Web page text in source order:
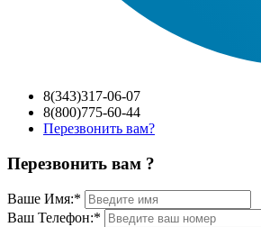
8(343)317-06-07
8(800)775-60-44
Перезвонить вам?
Перезвонить вам ?
Ваше Имя:*
Ваш Телефон:*